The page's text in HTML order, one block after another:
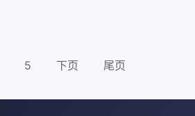
5 下页 尾页